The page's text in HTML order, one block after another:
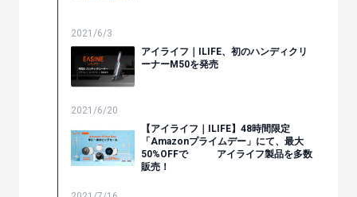
2021/6/3
アイライフ｜ILIFE、初のハンディクリ
ーナーM50を発売
2021/6/20
【アイライフ｜ILIFE】48時間限定
「Amazonプライムデー」にて、最大
50%OFFで アイライフ製品を多数
販売！